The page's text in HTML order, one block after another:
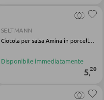
SELTMANN
Ciotola per salsa Amina in porcellana rosa
Disponibile immediatamente
5,20